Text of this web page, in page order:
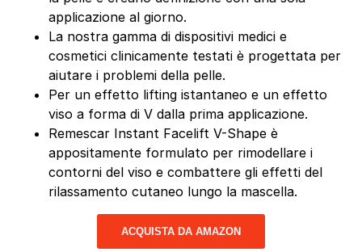
applicazione al giorno.
La nostra gamma di dispositivi medici e
cosmetici clinicamente testati è progettata per
aiutare i problemi della pelle.
Per un effetto lifting istantaneo e un effetto
viso a forma di V dalla prima applicazione.
Remescar Instant Facelift V-Shape è
appositamente formulato per rimodellare i
contorni del viso e combattere gli effetti del
rilassamento cutaneo lungo la mascella.
ACQUISTA DA AMAZON